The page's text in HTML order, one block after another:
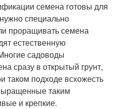
семена готовы для
специально
проращивать семена
естественную
садоводы
сразу в открытый грунт,
таком подходе всхожесть
таким
и крепкие.